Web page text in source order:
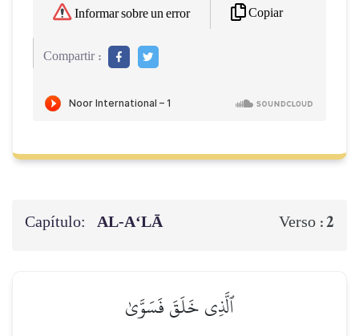
Informar sobre un error Copiar
Compartir :
Capítulo: AL‑A‘LĀ Verso :2
ٱلَّذِي خَلَقَ فَسَوَّىٰ